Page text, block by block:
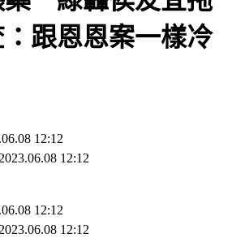
跟恩恩案一樣冷
12:12
12:12
12:12
2023.06.08 12:12